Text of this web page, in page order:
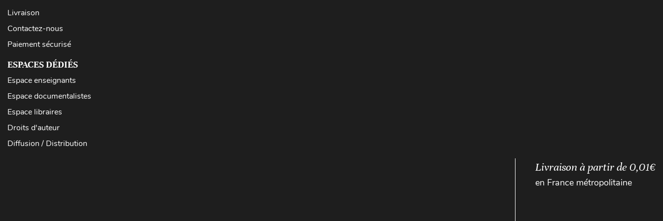
Livraison
Contactez-nous
Paiement sécurisé
ESPACES DÉDIÉS
Espace enseignants
Espace documentalistes
Espace libraires
Droits d'auteur
Diffusion / Distribution
Livraison à partir de 0,01€
en France métropolitaine